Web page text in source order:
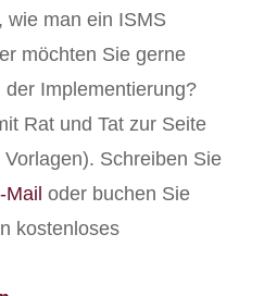
wie man ein ISMS
möchten Sie gerne
Implementierung?
Rat und Tat zur Seite
Schreiben Sie
Mail oder buchen Sie
kostenloses